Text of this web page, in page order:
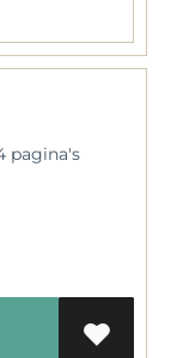
pagina's